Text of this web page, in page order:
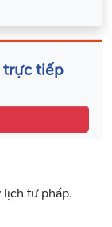
trực tiếp
lịch tư pháp.